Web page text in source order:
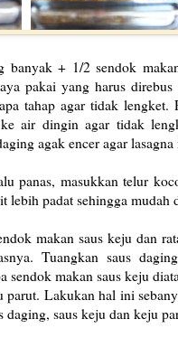
banyak + 1/2 sendok
pakai yang harus
tahap agar tidak lengket.
air dingin agar tidak
agak encer agar
panas, masukkan telur
lebih padat sehingga mudah
makan saus keju dan
Tuangkan saus
sendok makan saus keju
parut. Lakukan hal ini
daging, saus keju dan keju